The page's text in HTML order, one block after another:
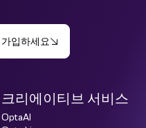
입하세요
크리에이티브 서비스
OptaAI